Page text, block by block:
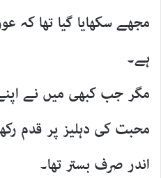
مجھے سکھایا گیا تھا کہ
ہے۔
مگر جب کبھی میں نے
محبت کی دہلیز پر قدم
اندر صرف بستر تھا۔